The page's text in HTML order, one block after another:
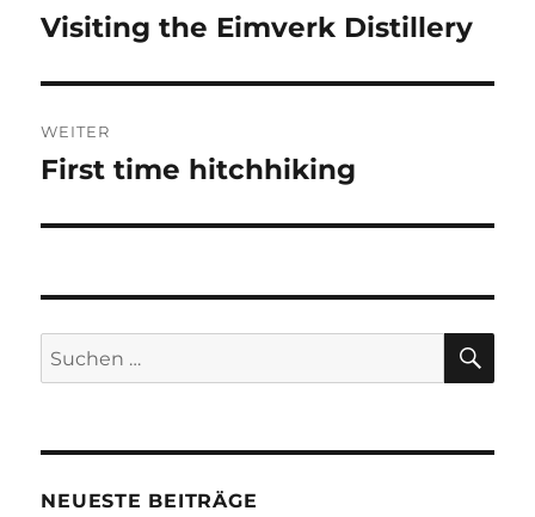
Vorheriger
Visiting the Eimverk Distillery
WEITER
Nächster
First time hitchhiking
Suchen
nach:
NEUESTE BEITRÄGE